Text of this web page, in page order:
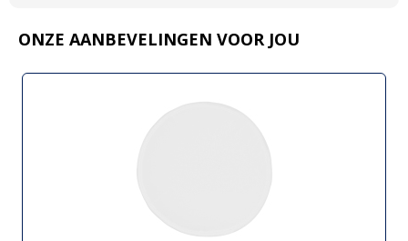
ONZE AANBEVELINGEN VOOR JOU